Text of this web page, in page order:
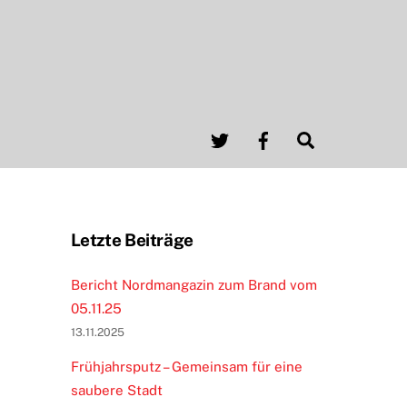
Twitter Facebook
Letzte Beiträge
Bericht Nordmangazin zum Brand vom
05.11.25
13.11.2025
Frühjahrsputz – Gemeinsam für eine
saubere Stadt